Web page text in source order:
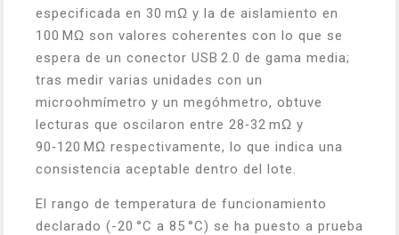
especificada en 30 mΩ y la de aislamiento en
100 MΩ son valores coherentes con lo que se
espera de un conector USB 2.0 de gama media;
tras medir varias unidades con un
microohmímetro y un megóhmetro, obtuve
lecturas que oscilaron entre 28‑32 mΩ y
90‑120 MΩ respectivamente, lo que indica una
consistencia aceptable dentro del lote.
El rango de temperatura de funcionamiento
declarado (-20 °C a 85 °C) se ha puesto a prueba